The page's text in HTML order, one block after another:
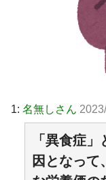
1: 名無しさん
「異食症
因となって